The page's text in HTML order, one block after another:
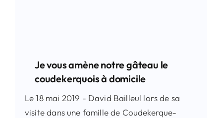
Je vous amène notre gâteau le
coudekerquois à domicile
Le 18 mai 2019 - David Bailleul lors de sa
visite dans une famille de Coudekerque-